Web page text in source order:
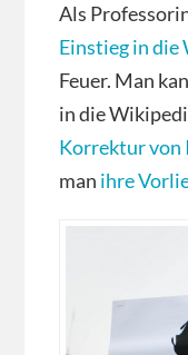
Als
Einstieg in die
Feuer. Man
in die
Korrektur von
man ihre